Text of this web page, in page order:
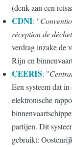
(denk aan een
CDNI: "
réception de
verdrag inzake de
Rijn en
CEERIS: "
Een systeem dat
elektronische
partijen. Dit
gebruikt: